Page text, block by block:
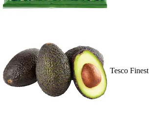
Tesco Finest